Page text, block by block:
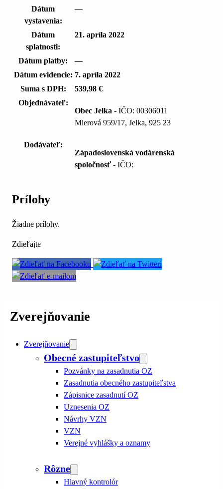
Dátum
vystavenia:
—
Dátum
splatnosti:
21. apríla 2022
Dátum platby:
—
Dátum evidencie: 7. apríla 2022
Suma s DPH:
539,98 €
Objednávateľ:
Obec Jelka - IČO: 00306011
Mierová 959/17, Jelka, 925 23
Dodávateľ:
Západoslovenská vodárenská
spoločnosť- IČO:
Prílohy
Žiadne prílohy.
Zdieľajte
Zverejňovanie
Zverejňovanie
Obecné zastupiteľstvo
Pozvánky na zasadnutia OZ
Zasadnutia obecného zastupiteľstva
Zápisnice zasadnutí OZ
Uznesenia OZ
Návrhy VZN
VZN
Verejné vyhlášky a oznamy
Rôzne
Hlavný kontrolór